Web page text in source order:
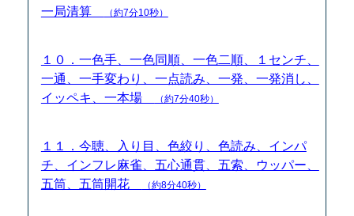
一局清算
（約7分10秒）
１０．一色手、一色同順、一色二順、１センチ、
一通、一手変わり、一点読み、一発、一発消し、
イッペキ、一本場
（約7分40秒）
１１．今聴、入り目、色絞り、色読み、インパ
チ、インフレ麻雀、五心通貫、五索、ウッパー、
五筒、五筒開花
（約8分40秒）